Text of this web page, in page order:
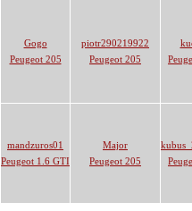
Gogo
Peugeot 205
piotr290219922
Peugeot 205
mandzuros01
Peugeot 1.6 GTI
Major
Peugeot 205